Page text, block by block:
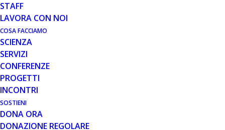
STAFF
LAVORA CON NOI
COSA FACCIAMO
SCIENZA
SERVIZI
CONFERENZE
PROGETTI
INCONTRI
SOSTIENI
DONA ORA
DONAZIONE REGOLARE
8 OTT 2010
FONDO ALESSANDRO CANNELLA